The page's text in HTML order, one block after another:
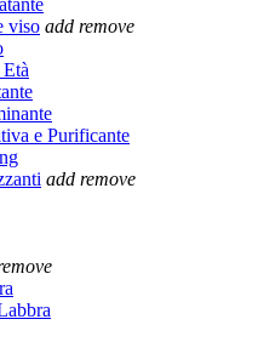
viso add remove
e Purificante
add remove